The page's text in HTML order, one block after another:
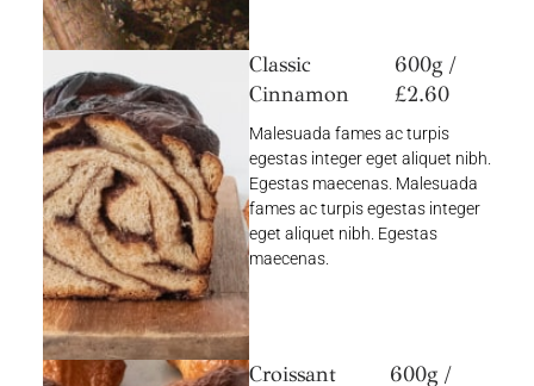
Classic
Cinnamon
600g /
£2.60
Malesuada fames ac turpis
egestas integer eget aliquet nibh.
Egestas maecenas. Malesuada
fames ac turpis egestas integer
eget aliquet nibh. Egestas
maecenas.
Croissant
600g /